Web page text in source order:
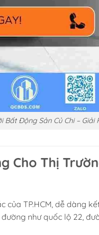
Bất Động Sản Củ Chi –
Cho Thị
của TP.HCM, dễ dàng
như quốc lộ 22,